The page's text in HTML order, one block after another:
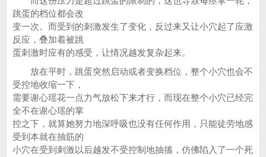
跳蛋的档位都会改
变一次。而受到的刺激发生了变化，反过来又让小穴起了应激
反应，叠加着被跳
蛋刺激时应有的感受，让情况越发复杂起来。
放在平时，跳蛋突然启动或者变换档位，整个小穴也会不
受控地收缩一下，
需要谢心瑶花一点力气放松下来才行，而现在整个小穴已经完
全不在谢心瑶的掌
控之下，就算她努力地深呼吸也没有任何作用，只能徒劳地感
受到本就在抽筋的
小穴在受到刺激以后越发不受控制地抽搐，仿佛陷入了一个死